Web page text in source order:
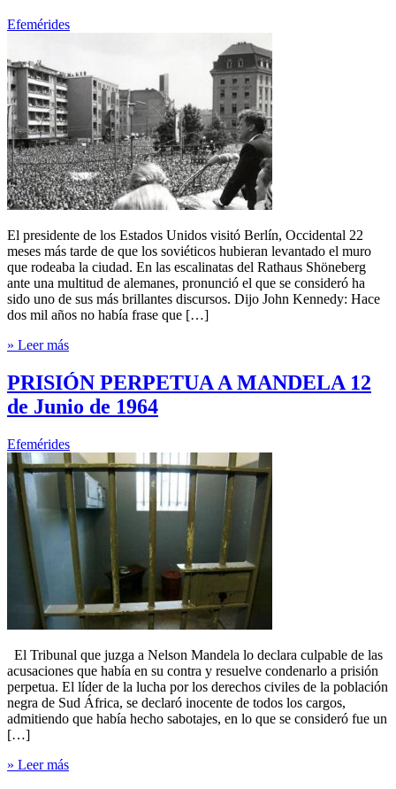
Efemérides
El presidente de los Estados Unidos visitó Berlín, Occidental 22
meses más tarde de que los soviéticos hubieran levantado el muro
que rodeaba la ciudad. En las escalinatas del Rathaus Shöneberg
ante una multitud de alemanes, pronunció el que se consideró ha
sido uno de sus más brillantes discursos. Dijo John Kennedy: Hace
dos mil años no había frase que […]
» Leer más
PRISIÓN PERPETUA A MANDELA 12
de Junio de 1964
Efemérides
El Tribunal que juzga a Nelson Mandela lo declara culpable de las
acusaciones que había en su contra y resuelve condenarlo a prisión
perpetua. El líder de la lucha por los derechos civiles de la población
negra de Sud África, se declaró inocente de todos los cargos,
admitiendo que había hecho sabotajes, en lo que se consideró fue un
[…]
» Leer más